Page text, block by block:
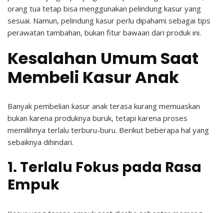
orang tua tetap bisa menggunakan pelindung kasur yang
sesuai. Namun, pelindung kasur perlu dipahami sebagai tips
perawatan tambahan, bukan fitur bawaan dari produk ini.
Kesalahan Umum Saat
Membeli Kasur Anak
Banyak pembelian kasur anak terasa kurang memuaskan
bukan karena produknya buruk, tetapi karena proses
memilihnya terlalu terburu-buru. Berikut beberapa hal yang
sebaiknya dihindari.
1. Terlalu Fokus pada Rasa
Empuk